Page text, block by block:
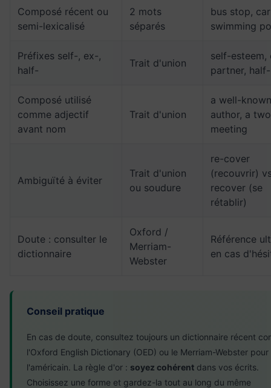
Composé récent ou
semi-lexicalisé
2 mots
séparés
bus stop,
swimming
Préfixes self-, ex-,
half-
Trait d'union
self-esteem,
partner,
Composé utilisé
comme adjectif
avant nom
Trait d'union
a well-known
author, a
meeting
Ambiguïté à éviter
Trait d'union
ou soudure
re-cover
(recouvrir)
recover (se
rétablir)
Doute : consulter le
dictionnaire
Oxford /
Merriam-
Webster
Référence
en cas
Conseil pratique
En cas de doute, consultez toujours un dictionnaire récent
l'Oxford English Dictionary (OED) ou le Merriam-Webster pour
l'américain. La règle d'or : soyez cohérent dans vos écrits.
Choisissez une forme et gardez-la tout au long du même